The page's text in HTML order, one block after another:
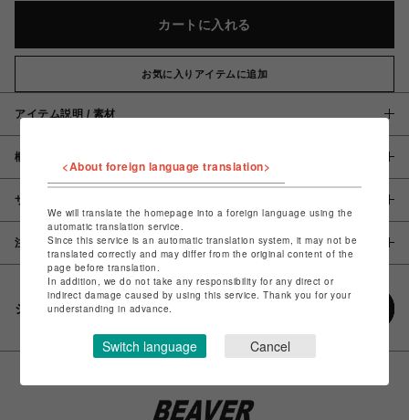
カートに入れる
お気に入りアイテムに追加
アイテム説明 / 素材
概要
サイズ
注意事項
シェアする
<About foreign language translation>
We will translate the homepage into a foreign language using the
automatic translation service.
Since this service is an automatic translation system, it may not be
translated correctly and may differ from the original content of the
page before translation.
In addition, we do not take any responsibility for any direct or
indirect damage caused by using this service. Thank you for your
understanding in advance.
Switch language Cancel